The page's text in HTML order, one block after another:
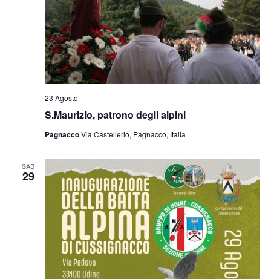
S.Maurizio, patrono degli alpini
23 Agosto
PagnaccoVia Castellerio, Pagnacco, Italia
SAB
29